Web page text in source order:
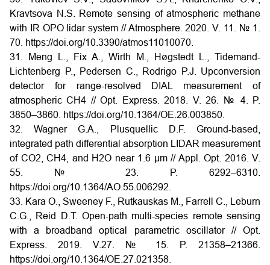
Kravtsova N.S. Remote sensing of atmospheric methane
with IR OPO lidar system // Atmosphere. 2020. V. 11. № 1.
70. https://doi.org/10.3390/atmos11010070.
31. Meng L., Fix A., Wirth M., Høgstedt L., Tidemand-
Lichtenberg P., Pedersen C., Rodrigo P.J. Upconversion
detector for range-resolved DIAL measurement of
atmospheric CH4 // Opt. Express. 2018. V. 26. № 4. P.
3850–3860. https://doi.org/10.1364/OE.26.003850.
32. Wagner G.A., Plusquellic D.F. Ground-based,
integrated path differential absorption LIDAR measurement
of CO2, CH4, and H2O near 1.6 µm // Appl. Opt. 2016. V.
55. № 23. P. 6292–6310.
https://doi.org/10.1364/AO.55.006292.
33. Kara O., Sweeney F., Rutkauskas M., Farrell C., Leburn
C.G., Reid D.T. Open-path multi-species remote sensing
with a broadband optical parametric oscillator // Opt.
Express. 2019. V.27. № 15. P. 21358–21366.
https://doi.org/10.1364/OE.27.021358.